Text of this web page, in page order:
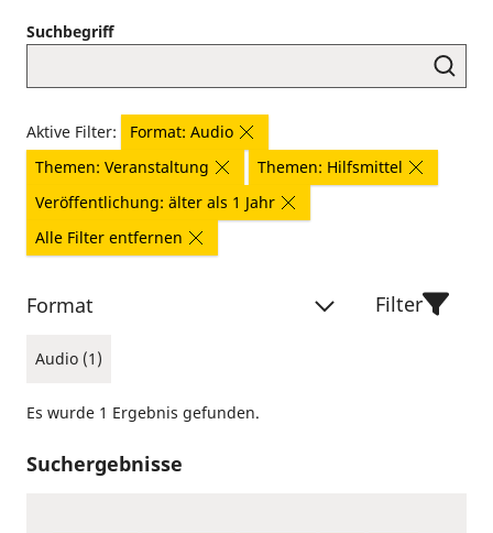
Suchbegriff
Aktive Filter:
Format: Audio
Themen: Veranstaltung
Themen: Hilfsmittel
Veröffentlichung: älter als 1 Jahr
Alle Filter entfernen
Format
Audio (1)
Filter
Es wurde 1 Ergebnis gefunden.
Suchergebnisse